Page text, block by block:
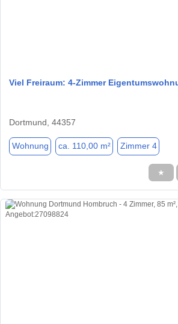
Viel Freiraum: 4-Zimmer
Dortmund, 44357
Wohnung ca. 110,00 m² Zimmer 4
★